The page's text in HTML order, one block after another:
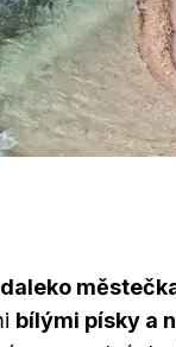
bílými písky a